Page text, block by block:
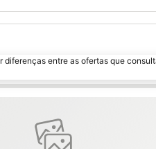
diferenças entre as ofertas que
aos favoritos